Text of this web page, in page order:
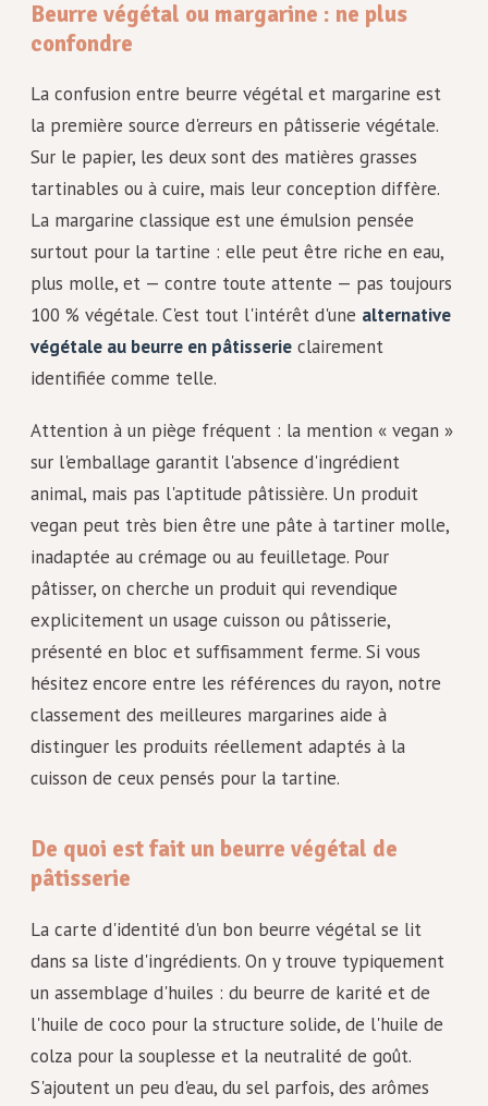
Beurre végétal ou margarine : ne plus
confondre
La confusion entre beurre végétal et margarine est
la première source d'erreurs en pâtisserie végétale.
Sur le papier, les deux sont des matières grasses
tartinables ou à cuire, mais leur conception diffère.
La margarine classique est une émulsion pensée
surtout pour la tartine : elle peut être riche en eau,
plus molle, et — contre toute attente — pas toujours
100 % végétale. C'est tout l'intérêt d'une alternative
végétale au beurre en pâtisserie clairement
identifiée comme telle.
Attention à un piège fréquent : la mention « vegan »
sur l'emballage garantit l'absence d'ingrédient
animal, mais pas l'aptitude pâtissière. Un produit
vegan peut très bien être une pâte à tartiner molle,
inadaptée au crémage ou au feuilletage. Pour
pâtisser, on cherche un produit qui revendique
explicitement un usage cuisson ou pâtisserie,
présenté en bloc et suffisamment ferme. Si vous
hésitez encore entre les références du rayon, notre
classement des meilleures margarines aide à
distinguer les produits réellement adaptés à la
cuisson de ceux pensés pour la tartine.
De quoi est fait un beurre végétal de
pâtisserie
La carte d'identité d'un bon beurre végétal se lit
dans sa liste d'ingrédients. On y trouve typiquement
un assemblage d'huiles : du beurre de karité et de
l'huile de coco pour la structure solide, de l'huile de
colza pour la souplesse et la neutralité de goût.
S'ajoutent un peu d'eau, du sel parfois, des arômes